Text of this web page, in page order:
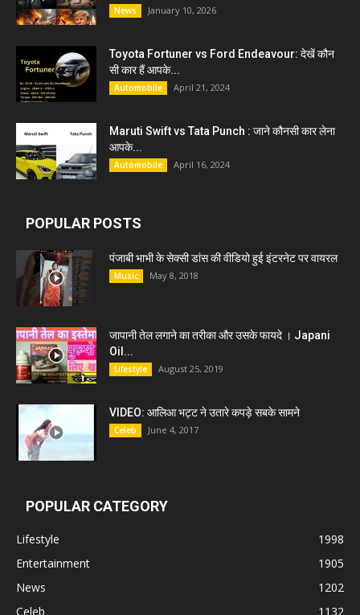
News January 10, 2026
Toyota Fortuner vs Ford Endeavour: देखें कौन
सी कार हैं आपके...
Automobile April 21, 2024
Maruti Swift vs Tata Punch : जाने कौनसी कार लेना
आपके...
Automobile April 16, 2024
POPULAR POSTS
पंजाबी भाभी के सेक्सी डांस की वीडियो हुई इंटरनेट पर वायरल
Music May 8, 2018
जापानी तेल लगाने का तरीका और उसके फायदे । Japani
Oil...
Lifestyle August 25, 2019
VIDEO: आलिआ भट्ट ने उतारे कपड़े सबके सामने
Celeb June 4, 2017
POPULAR CATEGORY
Lifestyle
1998
Entertainment
1905
News
1202
Celeb
1132